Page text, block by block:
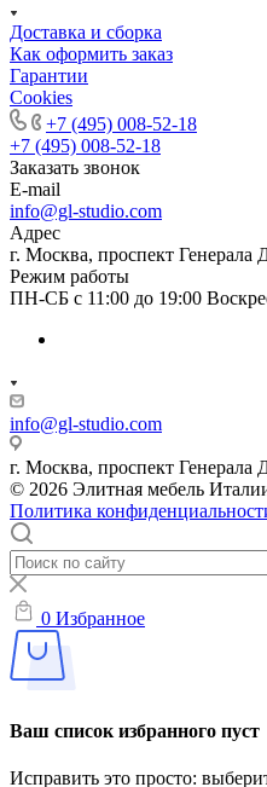
Доставка и сборка
Как оформить заказ
Гapaнтии
Cookies
+7 (495) 008-52-18
+7 (495) 008-52-18
Заказать звонок
E-mail
info@gl-studio.com
Адрес
г. Москва, проспект Генерала
Режим работы
ПН-СБ с 11:00 до 19:00
info@gl-studio.com
г. Москва, проспект Генерала
© 2026 Элитнaя мeбeль
Политика
0 Избранное
Ваш список избранного пуст
Исправить это просто: